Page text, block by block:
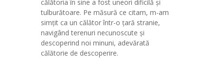
călătoria în sine a fost uneori dificilă și
tulburătoare. Pe măsură ce citam, m-am
simțit ca un călător într-o țară stranie,
navigând terenuri necunoscute și
descoperind noi minuni, adevărată
călătorie de descoperire.